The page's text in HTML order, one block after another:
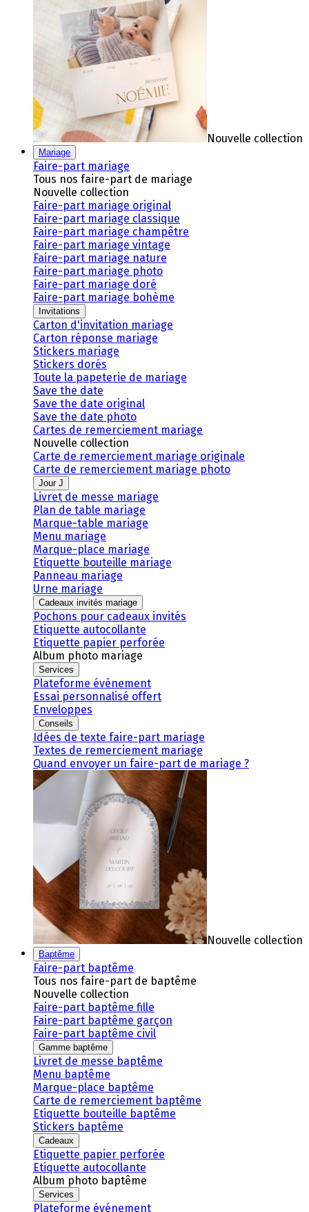
Nouvelle collection
Mariage
Faire-part mariage
Tous nos faire-part de mariage
Nouvelle collection
Faire-part mariage original
Faire-part mariage classique
Faire-part mariage champêtre
Faire-part mariage vintage
Faire-part mariage nature
Faire-part mariage photo
Faire-part mariage doré
Faire-part mariage bohème
Invitations
Carton d'invitation mariage
Carton réponse mariage
Stickers mariage
Stickers dorés
Toute la papeterie de mariage
Save the date
Save the date original
Save the date photo
Cartes de remerciement mariage
Nouvelle collection
Carte de remerciement mariage originale
Carte de remerciement mariage photo
Jour J
Livret de messe mariage
Plan de table mariage
Marque-table mariage
Menu mariage
Marque-place mariage
Etiquette bouteille mariage
Panneau mariage
Urne mariage
Cadeaux invités mariage
Pochons pour cadeaux invités
Etiquette autocollante
Etiquette papier perforée
Album photo mariage
Services
Plateforme événement
Essai personnalisé offert
Enveloppes
Conseils
Idées de texte faire-part mariage
Textes de remerciement mariage
Quand envoyer un faire-part de mariage ?
Nouvelle collection
Baptême
Faire-part baptême
Tous nos faire-part de baptême
Nouvelle collection
Faire-part baptême fille
Faire-part baptême garçon
Faire-part baptême civil
Gamme baptême
Livret de messe baptême
Menu baptême
Marque-place baptême
Carte de remerciement baptême
Etiquette bouteille baptême
Stickers baptême
Cadeaux
Etiquette papier perforée
Etiquette autocollante
Album photo baptême
Services
Plateforme événement